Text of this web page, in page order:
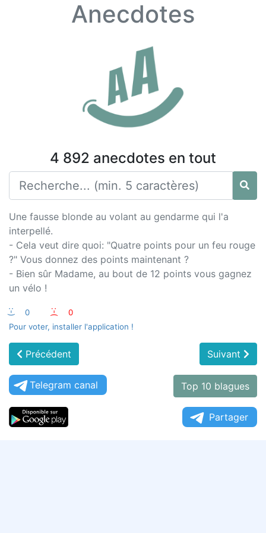
Anecdotes
4 892 anecdotes en tout
Une fausse blonde au volant au gendarme qui l'a
interpellé.
- Cela veut dire quoi: "Quatre points pour un feu rouge
?" Vous donnez des points maintenant ?
- Bien sûr Madame, au bout de 12 points vous gagnez
un vélo !
:-) 0 :-(
0
Pour voter, installer l'application !
Précédent Suivant
Telegram canal Top 10 blagues
Partager